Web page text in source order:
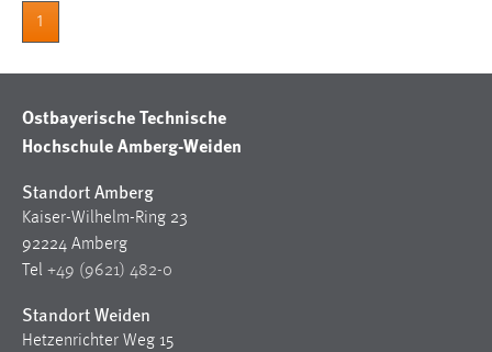
1
Ostbayerische Technische
Hochschule Amberg-Weiden
Standort Amberg
Kaiser-Wilhelm-Ring 23
92224 Amberg
Tel +49 (9621) 482-0
Standort Weiden
Hetzenrichter Weg 15